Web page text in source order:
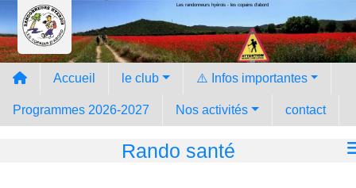
Les randonneurs hyèrois - les copains d'abord
Accueil le club ⚠️ Infos importantes
Programmes 2026-2027 Nos activités contact
Rando santé
Panneau de gestion des cookies